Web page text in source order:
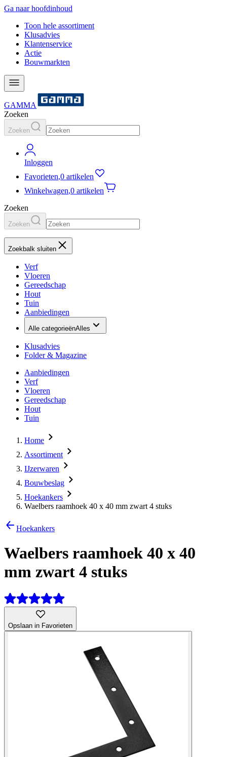
Ga naar hoofdinhoud
Toon hele assortiment
Klusadvies
Klantenservice
Actie
Bouwmarkten
GAMMA
Zoeken
Zoeken
Inloggen
Favorieten,0 artikelen
Winkelwagen,0 artikelen
Zoeken
Zoeken
Zoekbalk sluiten
Verf
Vloeren
Gereedschap
Hout
Tuin
Aanbiedingen
Alle categorieënAlles
Klusadvies
Folder & Magazine
Aanbiedingen
Verf
Vloeren
Gereedschap
Hout
Tuin
Home
Assortiment
IJzerwaren
Bouwbeslag
Hoekankers
Waelbers raamhoek 40 x 40 mm zwart 4 stuks
Hoekankers
Waelbers raamhoek 40 x 40
mm zwart 4 stuks
Opslaan in Favorieten